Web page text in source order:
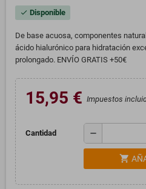
check Disponible
De base acuosa, componentes
ácido hialurónico para hidratación
prolongado. ENVÍO GRATIS +50€
15,95 € Impuestos
Cantidad remove
shopping_cart